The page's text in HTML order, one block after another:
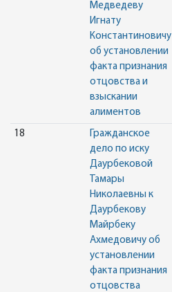
Медведеву
Игнату
Константиновичу
об установлении
факта признания
отцовства и
взыскании
алиментов
18
Гражданское
дело по иску
Даурбековой
Тамары
Николаевны к
Даурбекову
Майрбеку
Ахмедовичу об
установлении
факта признания
отцовства